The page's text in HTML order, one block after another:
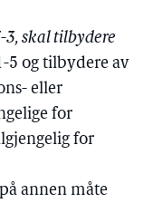
3, skal tilbydere
5 og tilbydere av
eller
for
for
annen måte